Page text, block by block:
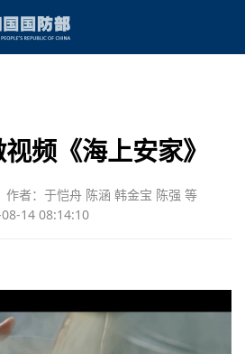
频《海上安家》
作者：于恺舟 陈涵 韩金宝 陈强 等
14 08:14:10